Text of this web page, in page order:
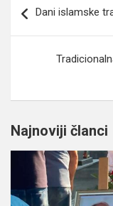
članaka
Dani islamske
Najnoviji članci